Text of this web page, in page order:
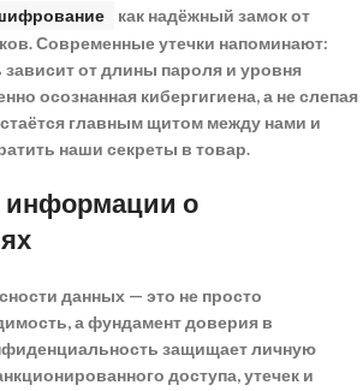
как надёжный замок от
Современные утечки напоминают:
зависит от длины пароля и уровня
осознанная кибергигиена, а не слепая
главным щитом между нами и
наши секреты в товар.
о
данных — это не просто
а фундамент доверия в
защищает личную
доступа, утечек и